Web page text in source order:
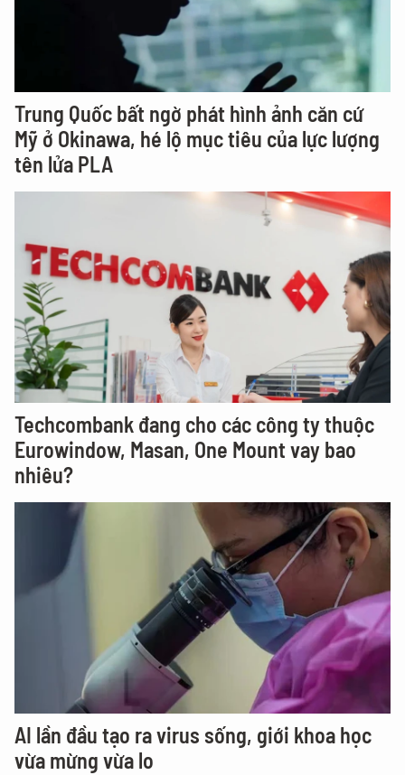
Trung Quốc bất ngờ phát hình ảnh căn cứ
Mỹ ở Okinawa, hé lộ mục tiêu của lực lượng
tên lửa PLA
Techcombank đang cho các công ty thuộc
Eurowindow, Masan, One Mount vay bao
nhiêu?
AI lần đầu tạo ra virus sống, giới khoa học
vừa mừng vừa lo